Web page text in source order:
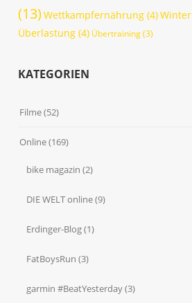
(13)Wettkampfernährung (4)Winter
Überlastung (4) Übertraining(3)
KATEGORIEN
Filme(52)
Online(169)
bike magazin (2)
DIE WELT online(9)
Erdinger-Blog(1)
FatBoysRun (3)
garmin #BeatYesterday(3)